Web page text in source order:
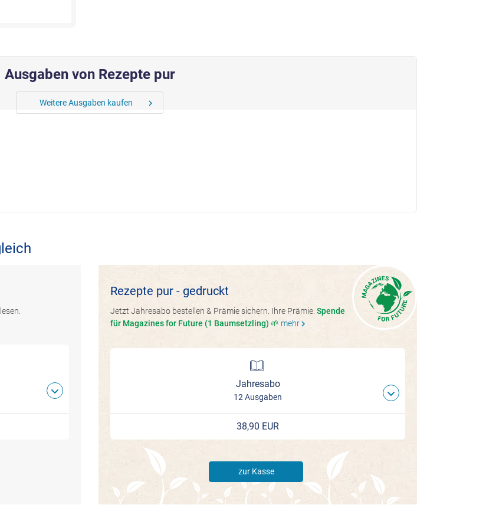
Ausgaben von Rezepte pur
Weitere Ausgaben kaufen chevron_right
Rezepte pur - gedruckt
Jetzt Jahresabo bestellen & Prämie sichern. Ihre Prämie: Spende
für Magazines for Future (1 Baumsetzling) 🌱 mehrchevron_right
Jahresabo
12 Ausgaben
38,90 EUR
zur Kasse